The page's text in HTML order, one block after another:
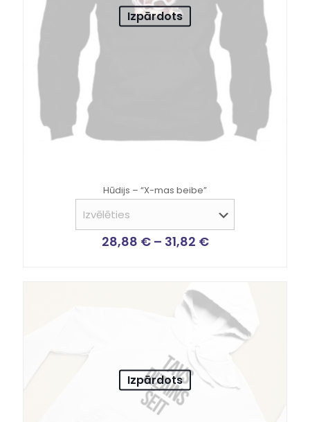
Izpārdots
Hūdijs – “X-mas beibe”
28,88 € – 31,82 €
Izpārdots